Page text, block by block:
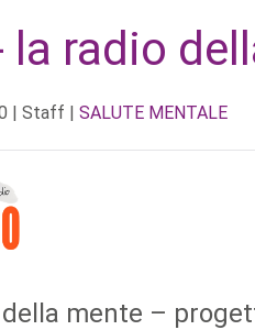
la radio
| Staff | SALUTE MENTALE
mente –